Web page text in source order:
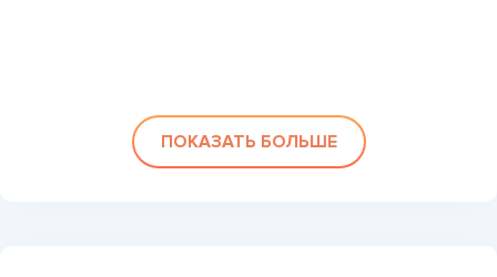
ПОКАЗАТЬ БОЛЬШЕ